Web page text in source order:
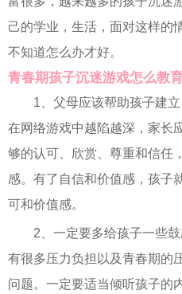
己的学业，生活，面对这样的
不知道怎么办才好。
青春期孩子沉迷游戏怎么教
1、父母应该帮助孩子建
在网络游戏中越陷越深，家长
够的认可、欣赏、尊重和信任
感。有了自信和价值感，孩子
可和价值感。
2、一定要多给孩子一些
有很多压力负担以及青春期的
问题。一定要适当倾听孩子的